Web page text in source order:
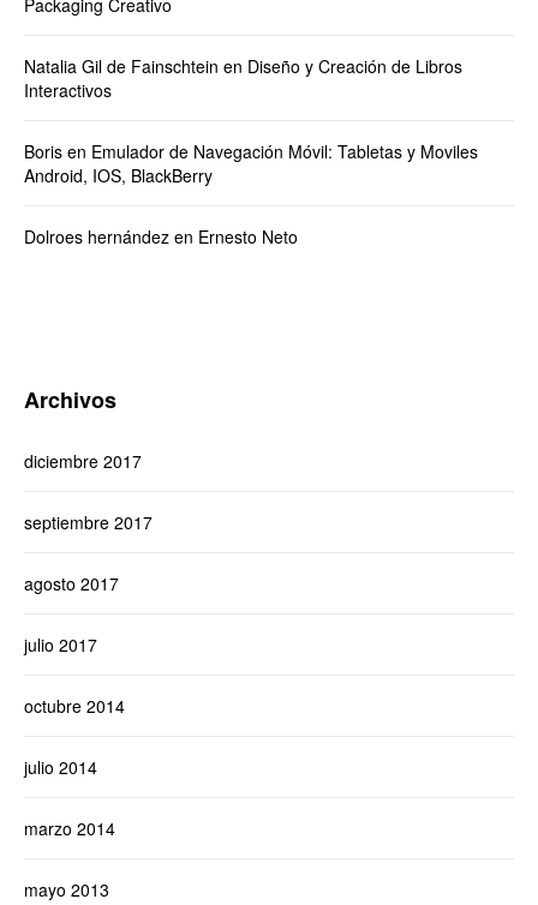
Natalia Gil de Fainschtein en Diseño y Creación de Libros
Interactivos
Boris en Emulador de Navegación Móvil: Tabletas y Moviles
Android, IOS, BlackBerry
Dolroes hernández en Ernesto Neto
Archivos
diciembre 2017
septiembre 2017
agosto 2017
julio 2017
octubre 2014
julio 2014
marzo 2014
mayo 2013